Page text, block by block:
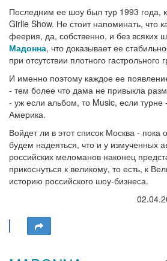
Последним ее шоу был тур 1993 года,
Girlie Show. Не стоит напоминать, что
феерия, да, собственно, и без всяких
Мадонна, что доказывает ее
при отсутствии плотного гастрольного
И именно поэтому каждое ее
- тем более что дама не привыкла
- уж если альбом, то Music, если турне
Америка.
Войдет ли в этот список Москва - пока
будем надеяться, что и у измученных
российских меломанов наконец
прикоснуться к великому, то есть, к
историю российского шоу-бизнеса.